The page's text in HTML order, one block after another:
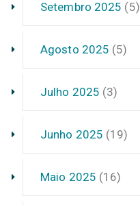
Setembro 2025 (5)
Agosto 2025 (5)
Julho 2025 (3)
Junho 2025 (19)
Maio 2025 (16)